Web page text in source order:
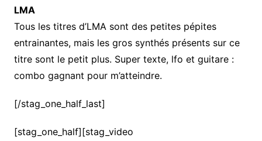
LMA
Tous les titres d’LMA sont des petites pépites
entrainantes, mais les gros synthés présents sur ce
titre sont le petit plus. Super texte, lfo et guitare :
combo gagnant pour m’atteindre.
[/stag_one_half_last]
[stag_one_half][stag_video